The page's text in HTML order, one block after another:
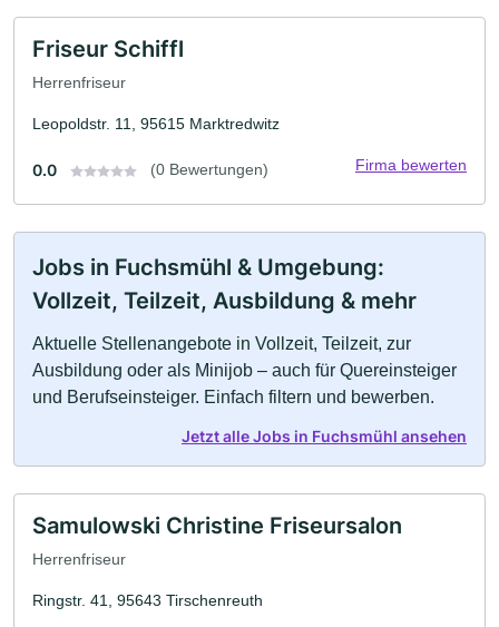
Friseur Schiffl
Herrenfriseur
Leopoldstr. 11, 95615 Marktredwitz
0.0 (0 Bewertungen) Firma bewerten
Jobs in Fuchsmühl & Umgebung:
Vollzeit, Teilzeit, Ausbildung & mehr
Aktuelle Stellenangebote in Vollzeit, Teilzeit, zur
Ausbildung oder als Minijob – auch für Quereinsteiger
und Berufseinsteiger. Einfach filtern und bewerben.
Jetzt alle Jobs in Fuchsmühl ansehen
Samulowski Christine Friseursalon
Herrenfriseur
Ringstr. 41, 95643 Tirschenreuth